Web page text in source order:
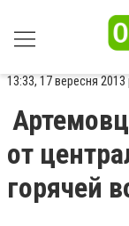
13:33, 17 вересня 2013
от
горячей